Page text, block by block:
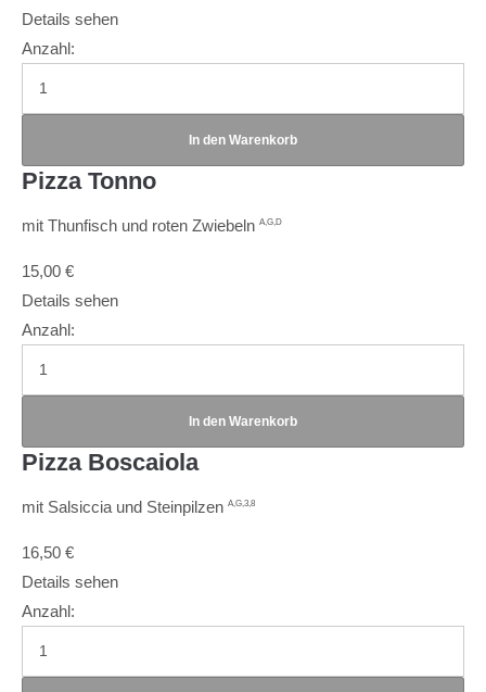
Details sehen
Anzahl:
Pizza Tonno
mit Thunfisch und roten Zwiebeln A,G,D
15,00 €
Details sehen
Anzahl:
Pizza Boscaiola
mit Salsiccia und Steinpilzen A,G,3,8
16,50 €
Details sehen
Anzahl: